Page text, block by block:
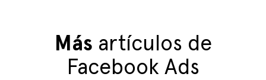
Más artículos de
Facebook Ads